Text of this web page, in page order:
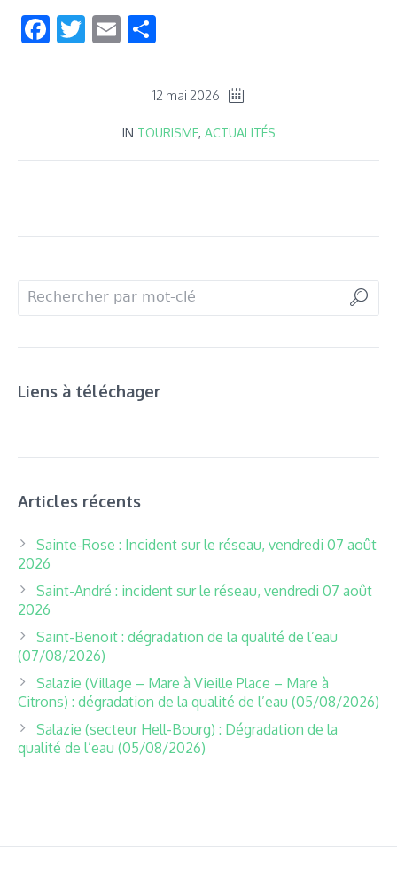
Facebook
Twitter
Email
12 mai 2026
IN TOURISME, ACTUALITÉS
Liens à téléchager
Articles récents
Sainte-Rose : Incident sur le réseau, vendredi 07 août
2026
Saint-André : incident sur le réseau, vendredi 07 août
2026
Saint-Benoit : dégradation de la qualité de l’eau
(07/08/2026)
Salazie (Village – Mare à Vieille Place – Mare à
Citrons) : dégradation de la qualité de l’eau (05/08/2026)
Salazie (secteur Hell-Bourg) : Dégradation de la
qualité de l’eau (05/08/2026)